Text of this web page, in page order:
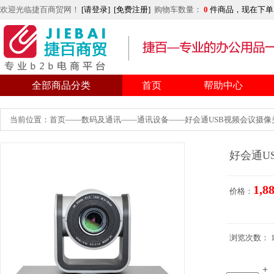
欢迎光临捷百商贸网！ [请登录] [免费注册] 购物车数量： 0 件商品，现在下单
全部商品分类 首页 帮助中心
当前位置：首页——数码及通讯——通讯设备——好会通USB视频会议摄像
好会通
价格：
浏览次数：
+